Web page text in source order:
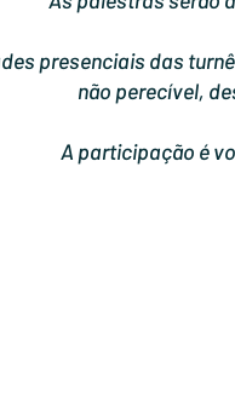
presenciais das
não perecível,
A participação é